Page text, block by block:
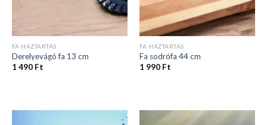
FA HÁZTARTÁS
Derelyevágó fa 13 cm
1 490 Ft
FA HÁZTARTÁS
Fa sodrófa 44 cm
1 990 Ft